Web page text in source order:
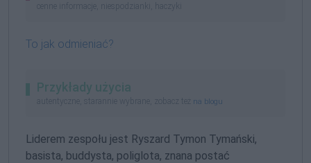
cenne informacje, niespodzianki, haczyki
To jak odmieniać?
Przykłady użycia
autentyczne, starannie wybrane, zobacz też na blogu
Liderem zespołu jest Ryszard Tymon Tymański,
basista, buddysta, poliglota, znana postać